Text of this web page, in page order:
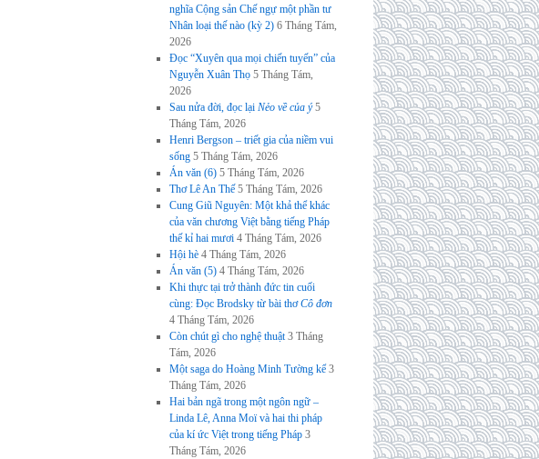
nghĩa Cộng sản Chế ngự một phần tư
Nhân loại thế nào (kỳ 2) 6 Tháng Tám,
2026
Đọc “Xuyên qua mọi chiến tuyến” của
Nguyễn Xuân Thọ 5 Tháng Tám,
2026
Sau nửa đời, đọc lại Nẻo về của ý 5
Tháng Tám, 2026
Henri Bergson – triết gia của niềm vui
sống 5 Tháng Tám, 2026
Án văn (6) 5 Tháng Tám, 2026
Thơ Lê An Thế 5 Tháng Tám, 2026
Cung Giũ Nguyên: Một khả thể khác
của văn chương Việt bằng tiếng Pháp
thế kỉ hai mươi 4 Tháng Tám, 2026
Hội hè 4 Tháng Tám, 2026
Án văn (5) 4 Tháng Tám, 2026
Khi thực tại trở thành đức tin cuối
cùng: Đọc Brodsky từ bài thơCô đơn
4 Tháng Tám, 2026
Còn chút gì cho nghệ thuật 3 Tháng
Tám, 2026
Một saga do Hoàng Minh Tường kể 3
Tháng Tám, 2026
Hai bản ngã trong một ngôn ngữ –
Linda Lê, Anna Moï và hai thi pháp
của kí ức Việt trong tiếng Pháp 3
Tháng Tám, 2026